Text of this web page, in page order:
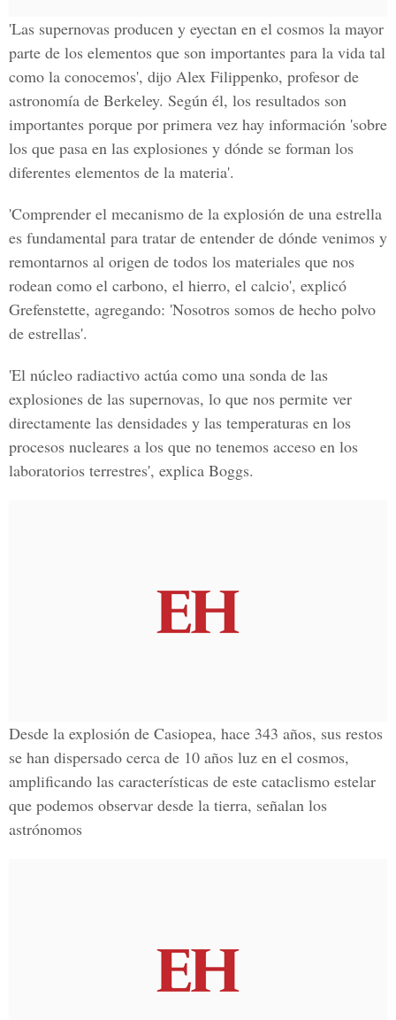
'Las supernovas producen y eyectan en el cosmos la mayor
parte de los elementos que son importantes para la vida tal
como la conocemos', dijo Alex Filippenko, profesor de
astronomía de Berkeley. Según él, los resultados son
importantes porque por primera vez hay información 'sobre
los que pasa en las explosiones y dónde se forman los
diferentes elementos de la materia'.
'Comprender el mecanismo de la explosión de una estrella
es fundamental para tratar de entender de dónde venimos y
remontarnos al origen de todos los materiales que nos
rodean como el carbono, el hierro, el calcio', explicó
Grefenstette, agregando: 'Nosotros somos de hecho polvo
de estrellas'.
'El núcleo radiactivo actúa como una sonda de las
explosiones de las supernovas, lo que nos permite ver
directamente las densidades y las temperaturas en los
procesos nucleares a los que no tenemos acceso en los
laboratorios terrestres', explica Boggs.
Desde la explosión de Casiopea, hace 343 años, sus restos
se han dispersado cerca de 10 años luz en el cosmos,
amplificando las características de este cataclismo estelar
que podemos observar desde la tierra, señalan los
astrónomos